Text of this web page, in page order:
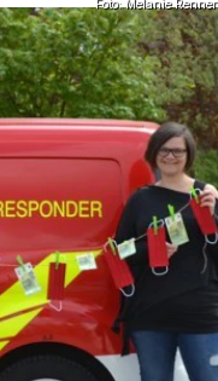
Foto: Melanie Renner